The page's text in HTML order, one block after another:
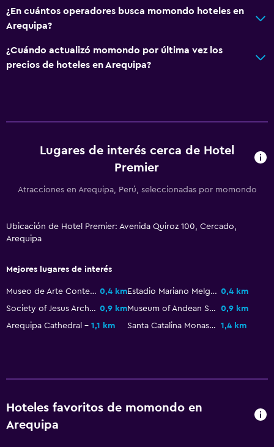
¿En cuántos operadores busca momondo hoteles en
Arequipa?
¿Cuándo actualizó momondo por última vez los
precios de hoteles en Arequipa?
Lugares de interés cerca de Hotel
Premier
Atracciones en Arequipa, Perú, seleccionadas por momondo
Ubicación de Hotel Premier: Avenida Quiroz 100, Cercado,
Arequipa
Mejores lugares de interés
Museo de Arte Contemporáneo de Arequipa 0,4 km Estadio Mariano Melgar 0,4 km
Society of Jesus Architectural Complex 0,9 km Museum of Andean Sanctuaries
0,9 km
Arequipa Cathedral
1,1 km Santa Catalina Monastery 1,4 km
Hoteles favoritos de momondo en
Arequipa